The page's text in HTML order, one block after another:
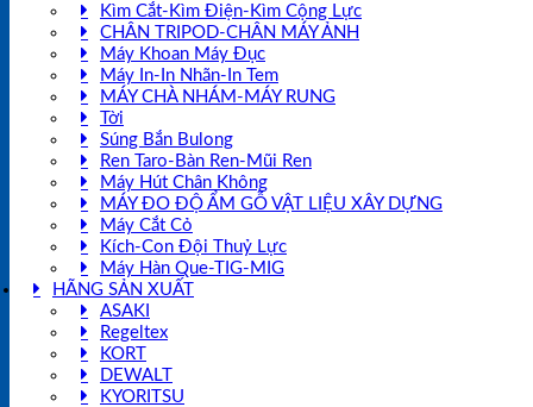
Kìm Cắt-Kìm Điện-Kìm Cộng Lực
CHÂN TRIPOD-CHÂN MÁY ẢNH
Máy Khoan Máy Đục
Máy In-In Nhãn-In Tem
MÁY CHÀ NHÁM-MÁY RUNG
Tời
Súng Bắn Bulong
Ren Taro-Bàn Ren-Mũi Ren
Máy Hút Chân Không
MÁY ĐO ĐỘ ẨM GỖ VẬT LIỆU XÂY DỰNG
Máy Cắt Cỏ
Kích-Con Đội Thuỷ Lực
Máy Hàn Que-TIG-MIG
HÃNG SẢN XUẤT
ASAKI
Regeltex
KORT
DEWALT
KYORITSU